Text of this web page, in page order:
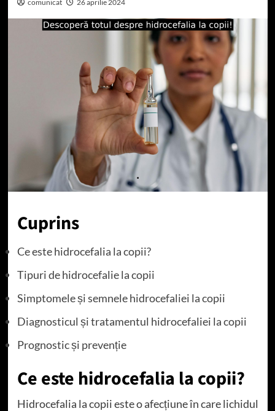
comunicat 26 aprilie 2024
Cuprins
Ce este hidrocefalia la copii?
Tipuri de hidrocefalie la copii
Simptomele și semnele hidrocefaliei la copii
Diagnosticul și tratamentul hidrocefaliei la copii
Prognostic și prevenție
Ce este hidrocefalia la copii?
Hidrocefalia la copii este o afecțiune în care lichidul